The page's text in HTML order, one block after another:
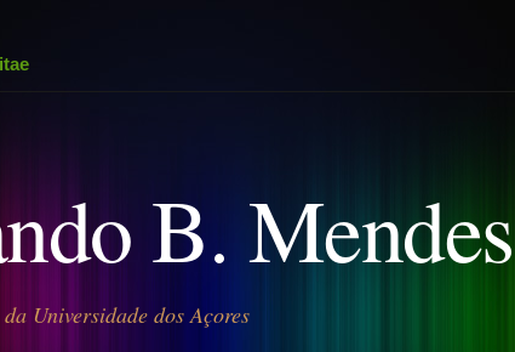
B. Mendes
Universidade dos Açores